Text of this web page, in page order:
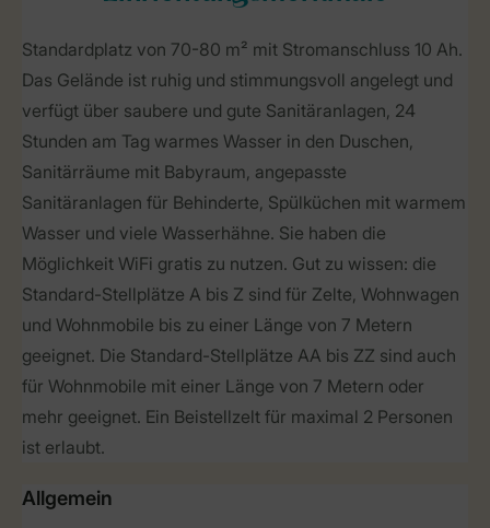
Standardplatz von 70-80 m² mit Stromanschluss 10 Ah.
Das Gelände ist ruhig und stimmungsvoll angelegt und
verfügt über saubere und gute Sanitäranlagen, 24
Stunden am Tag warmes Wasser in den Duschen,
Sanitärräume mit Babyraum, angepasste
Sanitäranlagen für Behinderte, Spülküchen mit warmem
Wasser und viele Wasserhähne. Sie haben die
Möglichkeit WiFi gratis zu nutzen. Gut zu wissen: die
Standard-Stellplätze A bis Z sind für Zelte, Wohnwagen
und Wohnmobile bis zu einer Länge von 7 Metern
geeignet. Die Standard-Stellplätze AA bis ZZ sind auch
für Wohnmobile mit einer Länge von 7 Metern oder
mehr geeignet. Ein Beistellzelt für maximal 2 Personen
ist erlaubt.
Allgemein